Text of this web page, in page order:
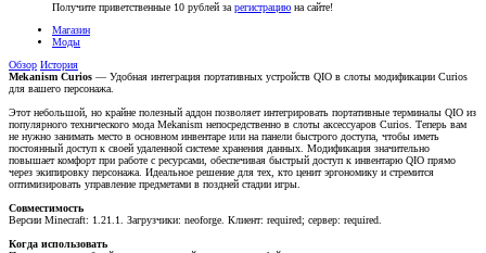
Получите приветственные 10 рублей за регистрацию на сайте!
Магазин
Моды
Обзор История
Mekanism Curios — Удобная интеграция портативных устройств QIO в слоты модификации Curios
для вашего персонажа.
Этот небольшой, но крайне полезный аддон позволяет интегрировать портативные терминалы QIO из
популярного технического мода Mekanism непосредственно в слоты аксессуаров Curios. Теперь вам
не нужно занимать место в основном инвентаре или на панели быстрого доступа, чтобы иметь
постоянный доступ к своей удаленной системе хранения данных. Модификация значительно
повышает комфорт при работе с ресурсами, обеспечивая быстрый доступ к инвентарю QIO прямо
через экипировку персонажа. Идеальное решение для тех, кто ценит эргономику и стремится
оптимизировать управление предметами в поздней стадии игры.
Совместимость
Версии Minecraft: 1.21.1. Загрузчики: neoforge. Клиент: required; сервер: required.
Когда использовать